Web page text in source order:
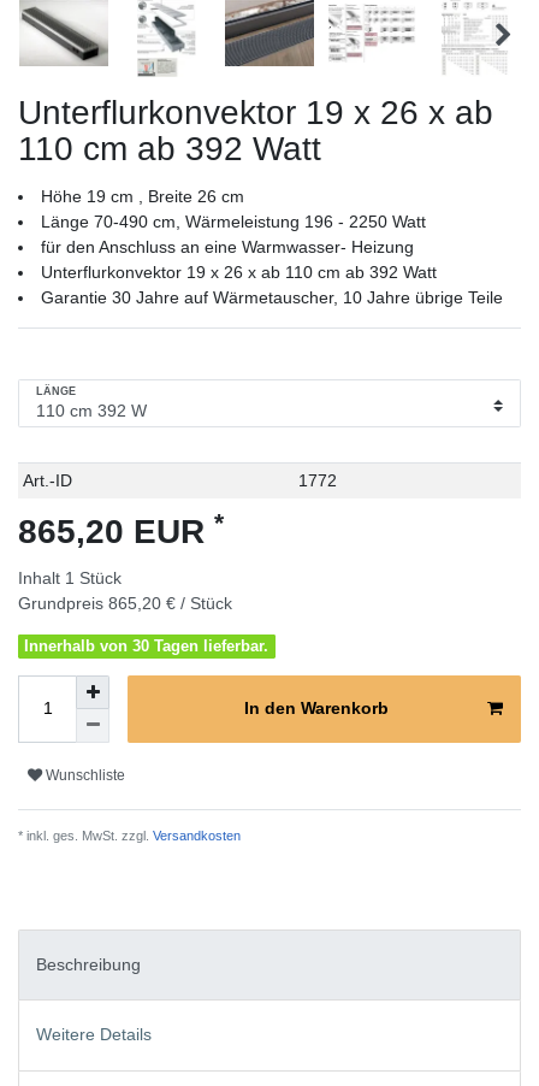
Unterflurkonvektor 19 x 26 x ab
110 cm ab 392 Watt
Höhe 19 cm , Breite 26 cm
Länge 70-490 cm, Wärmeleistung 196 - 2250 Watt
für den Anschluss an eine Warmwasser- Heizung
Unterflurkonvektor 19 x 26 x ab 110 cm ab 392 Watt
Garantie 30 Jahre auf Wärmetauscher, 10 Jahre übrige Teile
LÄNGE
Technisches
Wert
Art.-ID 1772
865,20 EUR *
Inhalt 1 Stück
Grundpreis 865,20 € / Stück
Innerhalb von 30 Tagen lieferbar.
In den Warenkorb
Wunschliste
* inkl. ges. MwSt. zzgl. Versandkosten
Beschreibung
Weitere Details